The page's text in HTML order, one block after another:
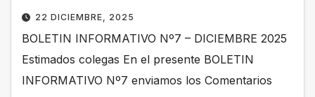
22 DICIEMBRE, 2025
BOLETIN INFORMATIVO Nº7 – DICIEMBRE 2025
Estimados colegas En el presente BOLETIN
INFORMATIVO Nº7 enviamos los Comentarios